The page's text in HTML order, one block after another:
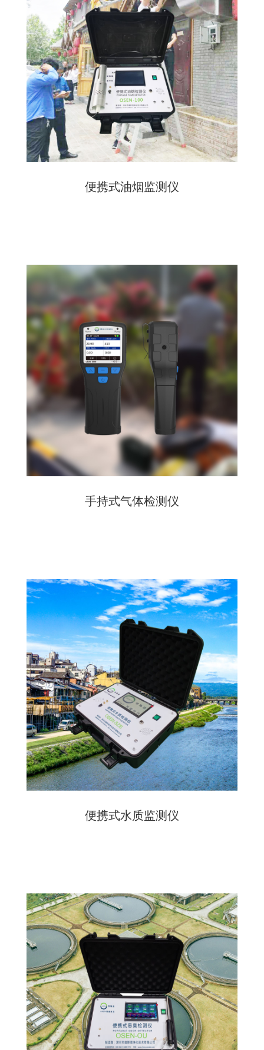
便携式油烟监测仪
手持式气体检测仪
便携式水质监测仪